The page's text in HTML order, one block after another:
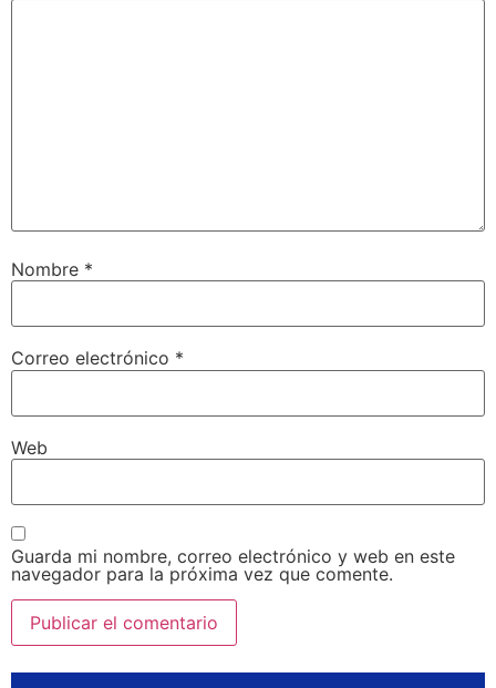
Nombre *
Correo electrónico *
Web
Guarda mi nombre, correo electrónico y web en este
navegador para la próxima vez que comente.